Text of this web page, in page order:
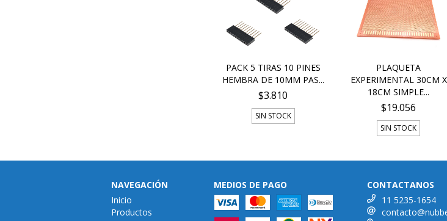
PACK 5 TIRAS 10 PINES
HEMBRA DE 10MM PAS...
$3.810
SIN STOCK
PLAQUETA
EXPERIMENTAL 30CM X
18CM SIMPLE...
$19.056
SIN STOCK
NAVEGACIÓN
Inicio
Productos
MEDIOS DE PAGO
CONTACTANOS
11 5235-1654